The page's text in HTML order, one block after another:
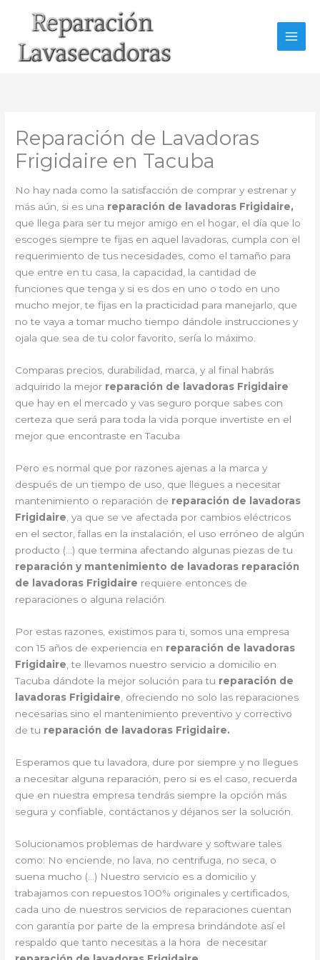
Reparación de Lavadoras
Frigidaire en Tacuba
No hay nada como la satisfacción de comprar y estrenar y
más aún, si es una reparación de lavadoras Frigidaire,
que llega para ser tu mejor amigo en el hogar, el día que lo
escoges siempre te fijas en aquel lavadoras, cumpla con el
requerimiento de tus necesidades, como el tamaño para
que entre en tu casa, la capacidad, la cantidad de
funciones que tenga y si es dos en uno o todo en uno
mucho mejor, te fijas en la practicidad para manejarlo, que
no te vaya a tomar mucho tiempo dándole instrucciones y
ojala que sea de tu color favorito, sería lo máximo.
Comparas precios, durabilidad, marca, y al final habrás
adquirido la mejor reparación de lavadoras Frigidaire
que hay en el mercado y vas seguro porque sabes con
certeza que será para toda la vida porque invertiste en el
mejor que encontraste en Tacuba
Pero es normal que por razones ajenas a la marca y
después de un tiempo de uso, que llegues a necesitar
mantenimiento o reparación de reparación de lavadoras
Frigidaire , ya que se ve afectada por cambios eléctricos
en el sector, fallas en la instalación, el uso erróneo de algún
producto (…) que termina afectando algunas piezas de tu
reparación y mantenimiento de lavadoras reparación
de lavadoras Frigidaire requiere entonces de
reparaciones o alguna relación.
Por estas razones, existimos para ti, somos una empresa
con 15 años de experiencia en reparación de lavadoras
Frigidaire , te llevamos nuestro servicio a domicilio en
Tacuba dándote la mejor solución para tu reparación de
lavadoras Frigidaire , ofreciendo no solo las reparaciones
necesarias sino el mantenimiento preventivo y correctivo
de tu reparación de lavadoras Frigidaire.
Esperamos que tu lavadora, dure por siempre y no llegues
a necesitar alguna reparación, pero si es el caso, recuerda
que en nuestra empresa tendrás siempre la opción más
segura y confiable, contáctanos y déjanos ser la solución.
Solucionamos problemas de hardware y software tales
como: No enciende, no lava, no centrifuga, no seca, o
suena mucho (…) Nuestro servicio es a domicilio y
trabajamos con repuestos 100% originales y certificados,
cada uno de nuestros servicios de reparaciones cuentan
con garantía por parte de la empresa brindándote así el
respaldo que tanto necesitas a la hora de necesitar